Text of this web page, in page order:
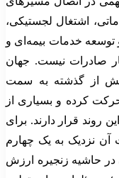
اشتغال لجستیکی،
توسعه خدمات بیمه‌ای و
صادرات نیست. جهان
از گذشته به سمت
کرده و بسیاری از
روند قرار دارند. برای
نزدیک به یک چهارم
حاشیه زنجیره ارزش